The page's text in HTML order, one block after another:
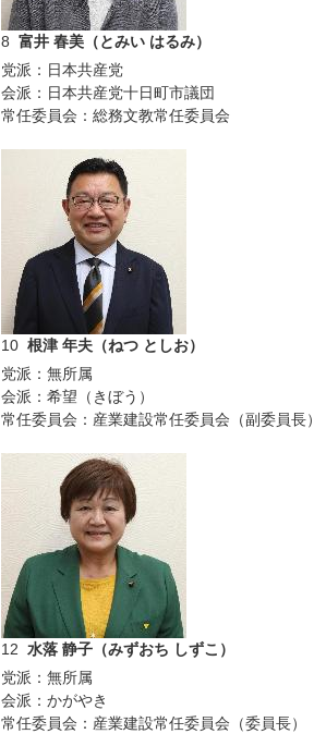
8 富井 春美（とみい はるみ）
党派：日本共産党
会派：日本共産党十日町市議団
常任委員会：総務文教常任委員会
10 根津 年夫（ねつ としお）
党派：無所属
会派：希望（きぼう）
常任委員会：産業建設常任委員会（副委員長）
12 水落 静子（みずおち しずこ）
党派：無所属
会派：かがやき
常任委員会：産業建設常任委員会（委員長）